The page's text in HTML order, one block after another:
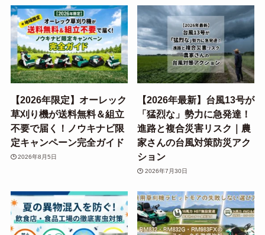
【2026年限定】オーレック
草刈り機が送料無料＆組立
不要で届く！ノウキナビ限
定キャンペーン完全ガイド
2026年8月5日
【2026年最新】台風13号が
「猛烈な」勢力に急発達！
進路と複合災害リスク｜農
家さんの台風対策防災アク
ション
2026年7月30日